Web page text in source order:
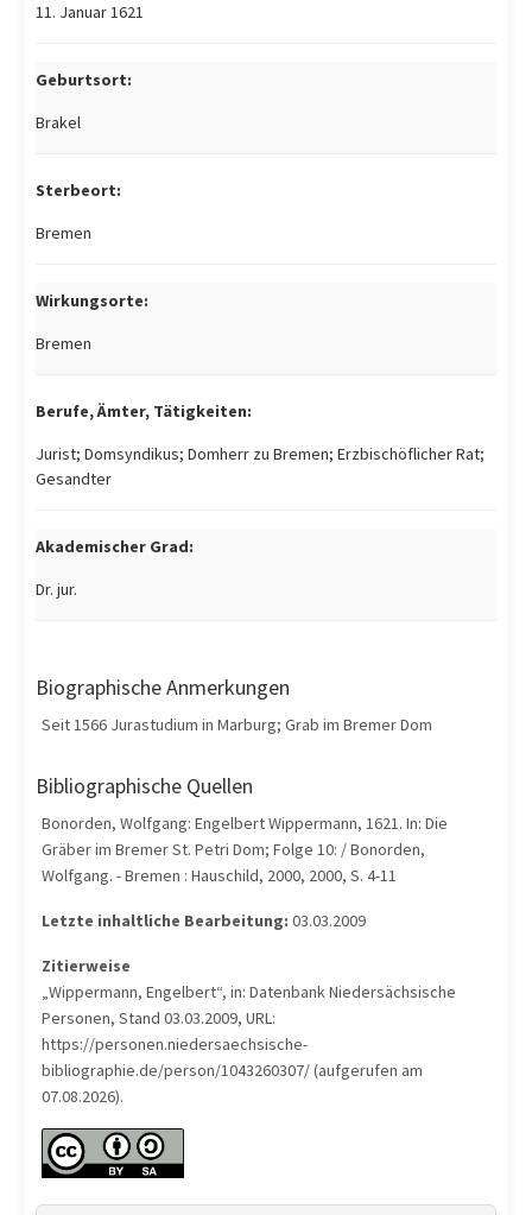
11. Januar 1621
Geburtsort:
Brakel
Sterbeort:
Bremen
Wirkungsorte:
Bremen
Berufe, Ämter, Tätigkeiten:
Jurist; Domsyndikus; Domherr zu Bremen; Erzbischöflicher Rat;
Gesandter
Akademischer Grad:
Dr. jur.
Biographische Anmerkungen
Seit 1566 Jurastudium in Marburg; Grab im Bremer Dom
Bibliographische Quellen
Bonorden, Wolfgang: Engelbert Wippermann, 1621. In: Die
Gräber im Bremer St. Petri Dom; Folge 10: / Bonorden,
Wolfgang. - Bremen : Hauschild, 2000, 2000, S. 4-11
Letzte inhaltliche Bearbeitung: 03.03.2009
Zitierweise
„Wippermann, Engelbert“, in: Datenbank Niedersächsische
Personen, Stand 03.03.2009, URL:
https://personen.niedersaechsische-
bibliographie.de/person/1043260307/ (aufgerufen am
07.08.2026).